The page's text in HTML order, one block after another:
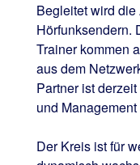
Begleitet wird
Hörfunksendern.
Trainer kommen
aus dem
Partner ist
und
Der Kreis ist für